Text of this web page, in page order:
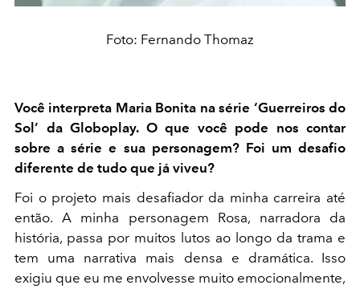
Foto: Fernando Thomaz
Você interpreta Maria Bonita na série ‘Guerreiros do
Sol’ da Globoplay. O que você pode nos contar
sobre a série e sua personagem? Foi um desafio
diferente de tudo que já viveu?
Foi o projeto mais desafiador da minha carreira até
então. A minha personagem Rosa, narradora da
história, passa por muitos lutos ao longo da trama e
tem uma narrativa mais densa e dramática. Isso
exigiu que eu me envolvesse muito emocionalmente,